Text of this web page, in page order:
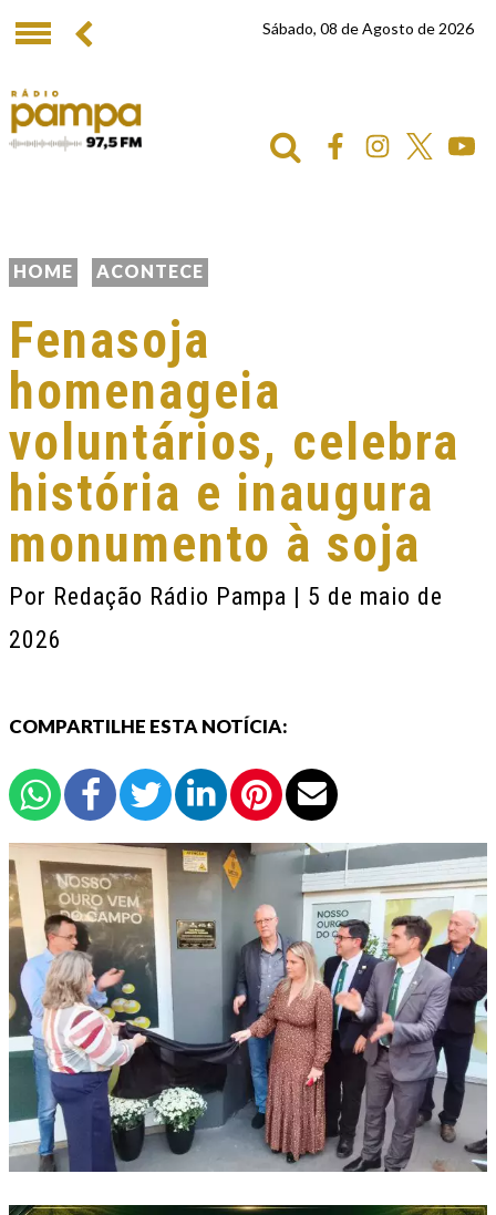
Sábado, 08 de Agosto de 2026
HOME ACONTECE
Fenasoja
homenageia
voluntários, celebra
história e inaugura
monumento à soja
Por Redação Rádio Pampa | 5 de maio de
2026
COMPARTILHE ESTA NOTÍCIA: